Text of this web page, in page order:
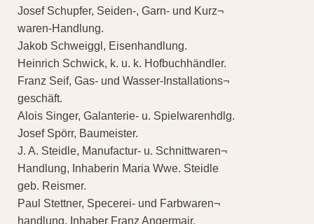
Josef Schupfer, Seiden-, Garn- und Kurz¬
waren-Handlung.
Jakob Schweiggl, Eisenhandlung.
Heinrich Schwick, k. u. k. Hofbuchhändler.
Franz Seif, Gas- und Wasser-Installations¬
geschäft.
Alois Singer, Galanterie- u. Spielwarenhdlg.
Josef Spörr, Baumeister.
J. A. Steidle, Manufactur- u. Schnittwaren¬
Handlung, Inhaberin Maria Wwe. Steidle
geb. Reismer.
Paul Stettner, Specerei- und Farbwaren¬
handlung, Inhaber Franz Angermair.